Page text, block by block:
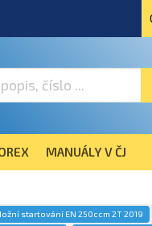
MANUÁLY V ČJ
startování EN 250ccm 2T 2019